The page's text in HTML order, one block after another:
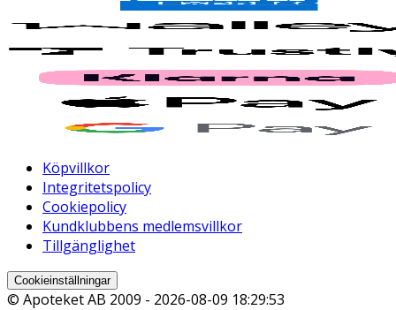
Köpvillkor
Integritetspolicy
Cookiepolicy
Kundklubbens medlemsvillkor
Tillgänglighet
Cookieinställningar
© Apoteket AB 2009 - 2026-08-09 18:29:53